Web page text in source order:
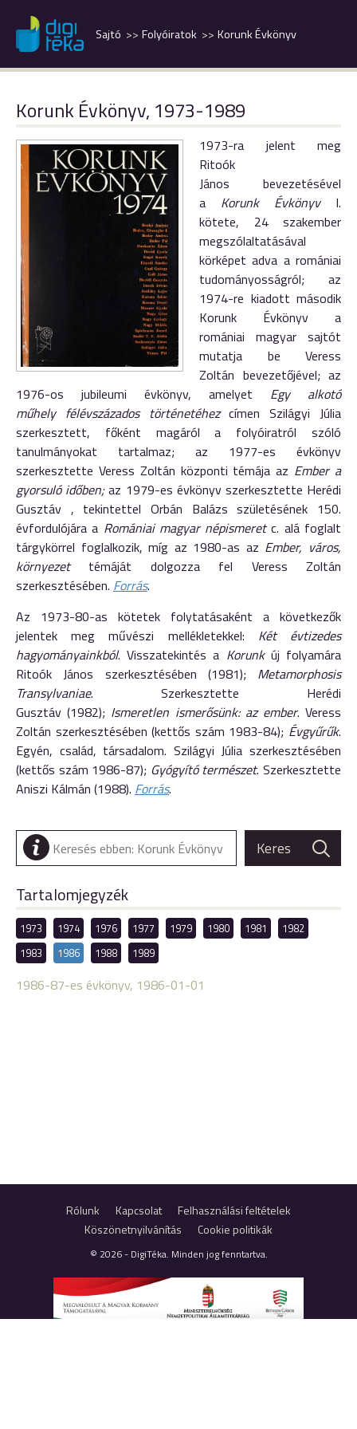
Korunk Évkönyv
Folyóiratok
Sajtó
Korunk Évkönyv, 1973-1989
1973-ra jelent meg
Ritoók
János bevezetésével
a Korunk ÉvkönyvI.
kötete, 24 szakember
megszólaltatásával
körképet adva a romániai
tudományosságról; az
1974-re kiadott második
Korunk Évkönyv a
romániai magyar sajtót
mutatja be Veress
Zoltán bevezetőjével; az
1976-os jubileumi évkönyv, amelyet Egy alkotó
műhely félévszázados történetéhezcímen Szilágyi Júlia
szerkesztett, főként magáról a folyóiratról szóló
tanulmányokat tartalmaz; az 1977-es évkönyv
szerkesztette Veress Zoltán központi témája az Ember a
gyorsuló időben;az 1979-es évkönyv szerkesztette Herédi
Gusztáv , tekintettel Orbán Balázs születésének 150.
évfordulójára a Romániai magyar népismeretc. alá foglalt
tárgykörrel foglalkozik, míg az 1980-as az Ember, város,
környezettémáját dolgozza fel Veress Zoltán
szerkesztésében. Forrás.
Az 1973-80-as kötetek folytatásaként a következők
jelentek meg művészi mellékletekkel: Két évtizedes
hagyományainkból. Visszatekintés a Korunk új folyamára
Ritoók János szerkesztésében (1981); Metamorphosis
Transylvaniae. Szerkesztette Herédi
Gusztáv (1982); Ismeretlen ismerősünk: az ember. Veress
Zoltán szerkesztésében (kettős szám 1983-84); Évgyűrűk.
Egyén, család, társadalom. Szilágyi Júlia szerkesztésében
(kettős szám 1986-87); Gyógyító természet. Szerkesztette
Aniszi Kálmán (1988). Forrás.
Tartalomjegyzék
1973 1974 1976 1977 1979 1980 1981
1982
1983
1986 1988 1989
1986-87-es évkönyv, 1986-01-01
Rólunk Kapcsolat
Felhasználási feltételek
Köszönetnyilvánítás
Cookie politikák
© 2026 - DigiTéka. Minden jog fenntartva.